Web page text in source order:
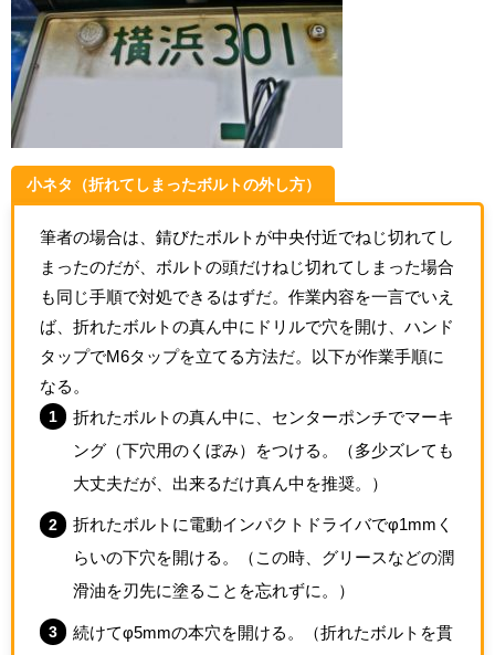
小ネタ（折れてしまったボルトの外し方）
筆者の場合は、錆びたボルトが中央付近でねじ切れてし
まったのだが、ボルトの頭だけねじ切れてしまった場合
も同じ手順で対処できるはずだ。作業内容を一言でいえ
ば、折れたボルトの真ん中にドリルで穴を開け、ハンド
タップでM6タップを立てる方法だ。以下が作業手順に
なる。
折れたボルトの真ん中に、センターポンチでマーキ
ング（下穴用のくぼみ）をつける。（多少ズレても
大丈夫だが、出来るだけ真ん中を推奨。）
折れたボルトに電動インパクトドライバでφ1mmく
らいの下穴を開ける。（この時、グリースなどの潤
滑油を刃先に塗ることを忘れずに。）
続けてφ5mmの本穴を開ける。（折れたボルトを貫